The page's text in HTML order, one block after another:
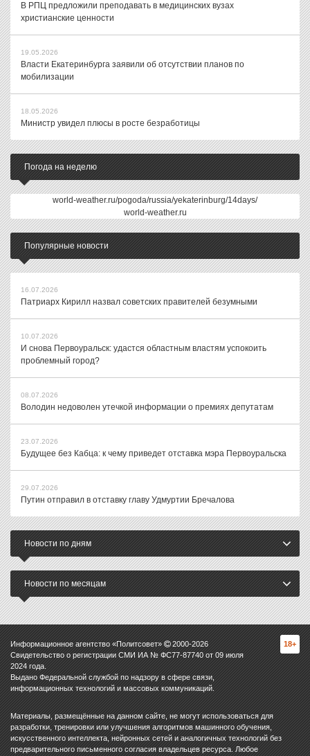
В РПЦ предложили преподавать в медицинских вузах
христианские ценности
19.05.2026
Власти Екатеринбурга заявили об отсутствии планов по
мобилизации
18.05.2026
Министр увидел плюсы в росте безработицы
Погода на неделю
world-weather.ru/pogoda/russia/yekaterinburg/14days/
world-weather.ru
Популярные новости
16.07.2026
Патриарх Кирилл назвал советских правителей безумными
10.07.2026
И снова Первоуральск: удастся областным властям успокоить
проблемный город?
08.07.2026
Володин недоволен утечкой информации о премиях депутатам
23.07.2026
Будущее без Кабца: к чему приведет отставка мэра Первоуральска
29.07.2026
Путин отправил в отставку главу Удмуртии Бречалова
Новости по дням
Новости по месяцам
Информационное агентство «Политсовет» 2000-2026
Свидетельство о регистрации СМИ ИА № ФС77-87740 от 09 июля
2024 года.
Выдано Федеральной службой по надзору в сфере связи,
информационных технологий и массовых коммуникаций.
18+
Материалы, размещённые на данном сайте, не могут использоваться для
разработки, тренировки или улучшения алгоритмов машинного обучения,
искусственного интеллекта, нейронных сетей и аналогичных технологий без
предварительного письменного согласия владельцев ресурса. Любое